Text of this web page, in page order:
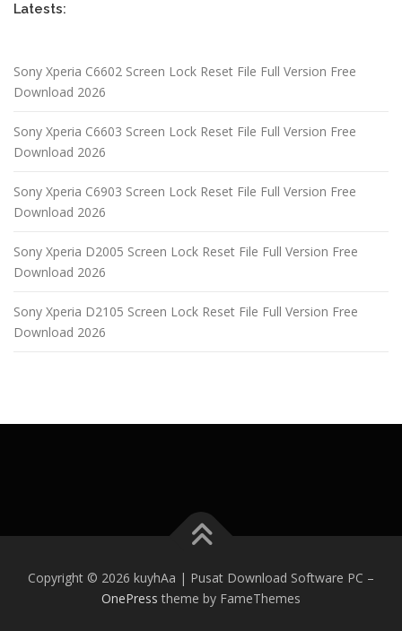
Latests:
Sony Xperia C6602 Screen Lock Reset File Full Version Free
Download 2026
Sony Xperia C6603 Screen Lock Reset File Full Version Free
Download 2026
Sony Xperia C6903 Screen Lock Reset File Full Version Free
Download 2026
Sony Xperia D2005 Screen Lock Reset File Full Version Free
Download 2026
Sony Xperia D2105 Screen Lock Reset File Full Version Free
Download 2026
Copyright © 2026 kuyhAa | Pusat Download Software PC –
OnePress theme by FameThemes